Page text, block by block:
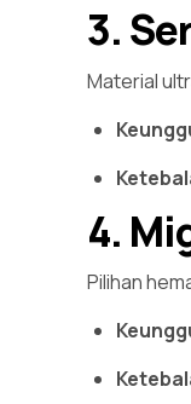
3.
Material
4.
Pilihan